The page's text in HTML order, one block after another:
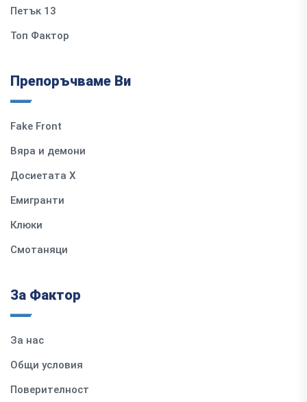
Петък 13
Топ Фактор
Препоръчваме Ви
Fake Front
Вяра и демони
Досиетата Х
Емигранти
Клюки
Смотаняци
За Фактор
За нас
Общи условия
Поверителност